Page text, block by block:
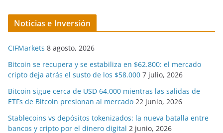
Noticias e Inversión
CIFMarkets 8 agosto, 2026
Bitcoin se recupera y se estabiliza en $62.800: el mercado
cripto deja atrás el susto de los $58.000 7 julio, 2026
Bitcoin sigue cerca de USD 64.000 mientras las salidas de
ETFs de Bitcoin presionan al mercado 22 junio, 2026
Stablecoins vs depósitos tokenizados: la nueva batalla entre
bancos y cripto por el dinero digital 2 junio, 2026